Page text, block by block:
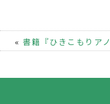
«書籍『ひきこもりアノニマスの12ステップ』のご案内